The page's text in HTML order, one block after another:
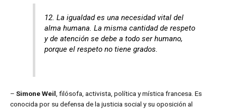
12. La igualdad es una necesidad vital del
alma humana. La misma cantidad de respeto
y de atención se debe a todo ser humano,
porque el respeto no tiene grados.
– Simone Weil , filósofa, activista, política y mística francesa. Es
conocida por su defensa de la justicia social y su oposición al